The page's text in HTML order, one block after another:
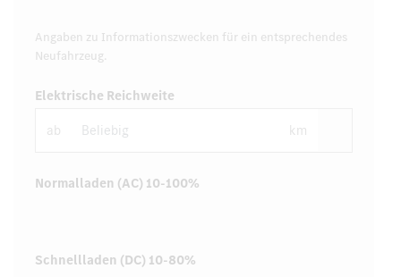
Angaben zu Informationszwecken für ein entsprechendes
Neufahrzeug.
Elektrische Reichweite
ab km
Normalladen (AC) 10-100%
Schnellladen (DC) 10-80%